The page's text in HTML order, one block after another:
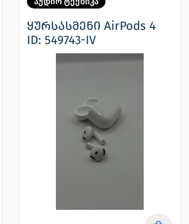
ყურსასმენი AirPods 4
ID: 549743-IV